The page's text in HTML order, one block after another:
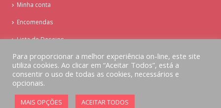
Minha conta
Encomendas
Lista de Desejos
© Copyright - Doces Tentações - Cake Design
Implementado por AlbergueDigital.com
Para proporcionar a melhor experiência on-line, este site
utiliza cookies. Ao clicar em “Aceitar Todos”, está a
consentir o uso de todas as cookies, necessários e
opcionais.
MAIS OPÇÕES ACEITAR TODOS